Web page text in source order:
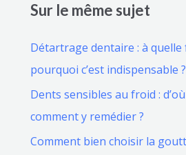
Sur le même sujet
Détartrage dentaire : à quelle
pourquoi c’est indispensable ?
Dents sensibles au froid :
comment y remédier ?
Comment bien choisir la